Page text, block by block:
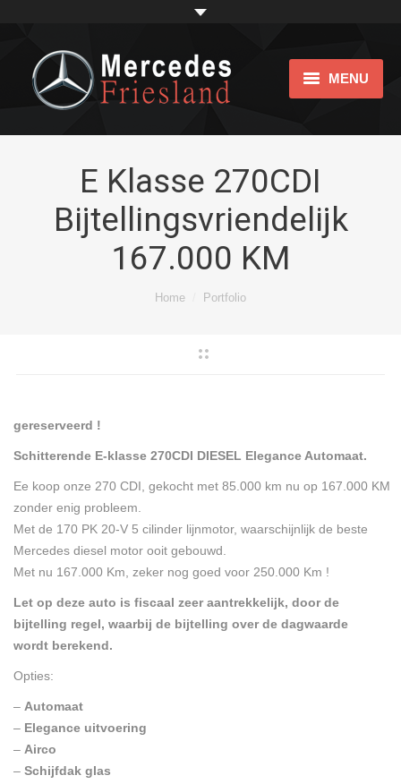
MENU
Impression
bijtellingsvriendelijk
Over ons
E Klasse 270CDI
Bijtellingsvriendelijk
167.000 KM
Home Portfolio
gereserveerd !
Schitterende E-klasse 270CDI DIESEL Elegance Automaat.
Ee koop onze 270 CDI, gekocht met 85.000 km nu op 167.000 KM
zonder enig probleem.
Met de 170 PK 20-V 5 cilinder lijnmotor, waarschijnlijk de beste
Mercedes diesel motor ooit gebouwd.
Met nu 167.000 Km, zeker nog goed voor 250.000 Km !
Let op deze auto is fiscaal zeer aantrekkelijk, door de
bijtelling regel, waarbij de bijtelling over de dagwaarde
wordt berekend.
Opties:
– Automaat
– Elegance uitvoering
– Airco
– Schijfdak glas